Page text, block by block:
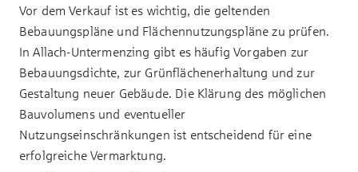
Vor dem Verkauf ist es wichtig, die geltenden
Bebauungspläne und Flächennutzungspläne zu prüfen.
In Allach-Untermenzing gibt es häufig Vorgaben zur
Bebauungsdichte, zur Grünflächenerhaltung und zur
Gestaltung neuer Gebäude. Die Klärung des möglichen
Bauvolumens und eventueller
Nutzungseinschränkungen ist entscheidend für eine
erfolgreiche Vermarktung.